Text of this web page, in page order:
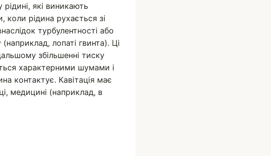
які виникають
коли рідина рухається зі
турбулентності або
лопаті гвинта). Ці
збільшенні тиску
характерними шумами і
контактує. Кавітація має
медицині (наприклад, в